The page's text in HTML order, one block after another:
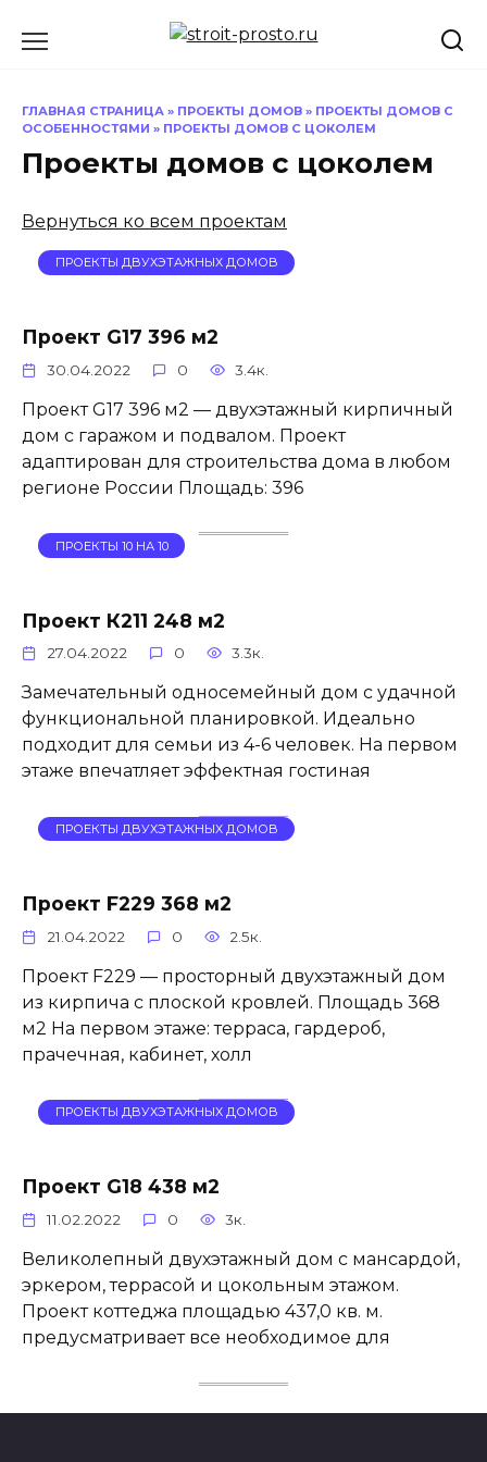
ГЛАВНАЯ СТРАНИЦА » ПРОЕКТЫ ДОМОВ » ПРОЕКТЫ ДОМОВ С
ОСОБЕННОСТЯМИ » ПРОЕКТЫ ДОМОВ С ЦОКОЛЕМ
Проекты домов с цоколем
Вернуться ко всем проектам
ПРОЕКТЫ ДВУХЭТАЖНЫХ ДОМОВ
Проект G17 396 м2
30.04.2022 0 3.4к.
Проект G17 396 м2 — двухэтажный кирпичный
дом с гаражом и подвалом. Проект
адаптирован для строительства дома в любом
регионе России Площадь: 396
ПРОЕКТЫ 10 НА 10
Проект К211 248 м2
27.04.2022 0 3.3к.
Замечательный односемейный дом с удачной
функциональной планировкой. Идеально
подходит для семьи из 4-6 человек. На первом
этаже впечатляет эффектная гостиная
ПРОЕКТЫ ДВУХЭТАЖНЫХ ДОМОВ
Проект F229 368 м2
21.04.2022 0 2.5к.
Проект F229 — просторный двухэтажный дом
из кирпича с плоской кровлей. Площадь 368
м2 На первом этаже: терраса, гардероб,
прачечная, кабинет, холл
ПРОЕКТЫ ДВУХЭТАЖНЫХ ДОМОВ
Проект G18 438 м2
11.02.2022 0 3к.
Великолепный двухэтажный дом с мансардой,
эркером, террасой и цокольным этажом.
Проект коттеджа площадью 437,0 кв. м.
предусматривает все необходимое для